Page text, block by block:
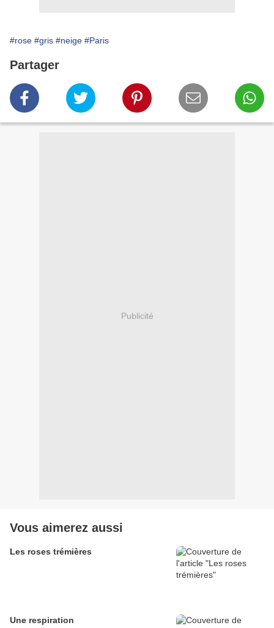
#rose #gris #neige #Paris
Partager
Publicité
Vous aimerez aussi
Les roses trémières
Une respiration